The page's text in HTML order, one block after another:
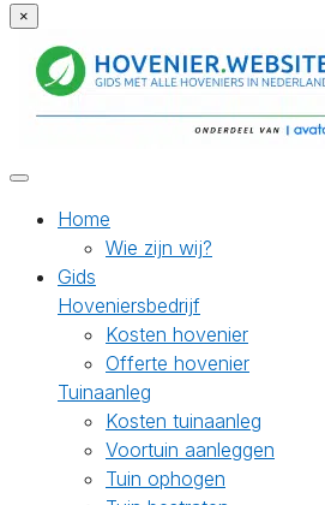
×
Home
Wie zijn wij?
Gids
Hoveniersbedrijf
Kosten hovenier
Offerte hovenier
Tuinaanleg
Kosten tuinaanleg
Voortuin aanleggen
Tuin ophogen